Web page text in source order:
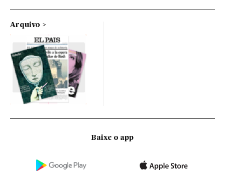
Arquivo
Baixe o app